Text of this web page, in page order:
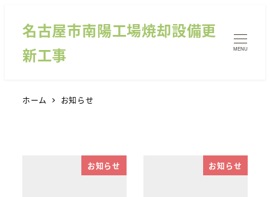
名古屋市南陽工場焼却設備更
新工事
MENU
ホーム お知らせ
お知らせ お知らせ